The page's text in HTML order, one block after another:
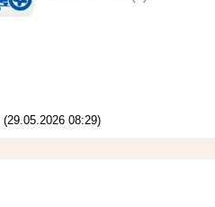
(29.05.2026 08:29)